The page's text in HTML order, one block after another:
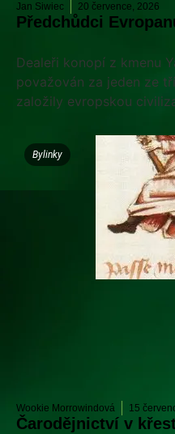
Jan Siwiec 20 července, 2026
Předchůdci
Dealeři konopí z kmenu
považován za jeden ze
založily evropskou
Bylinky
Wookie Morrowindová 15
Čarodějnictví v